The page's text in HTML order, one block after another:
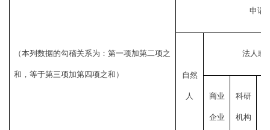
（本列数据的勾稽关系为：第一项加第二项之
和，等于第三项加第四项之和）
申请
自然
人
法人或
商业
企业
科研
机构